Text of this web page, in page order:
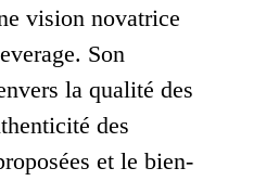
vision novatrice
Son
la qualité des
des
et le bien-